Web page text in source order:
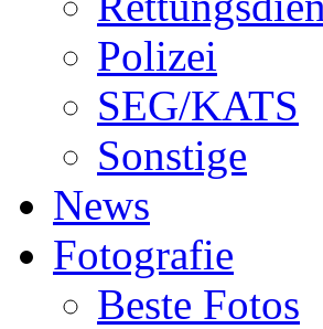
Polizei
SEG/KATS
Sonstige
News
Fotografie
Beste Fotos